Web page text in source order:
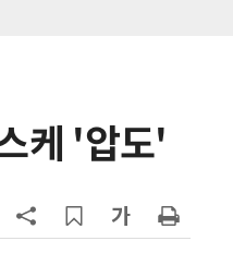
케 '압도'